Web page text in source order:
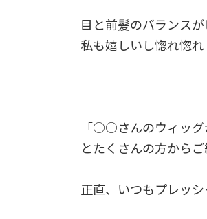
目と前髪のバランス
私も嬉しいし惚れ惚れ
「○○さんのウィッグ
とたくさんの方からご
正直、いつもプレッシ